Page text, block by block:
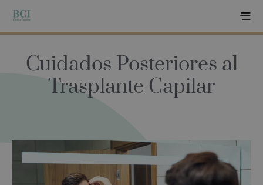
Cuidados Posteriores al
Trasplante Capilar